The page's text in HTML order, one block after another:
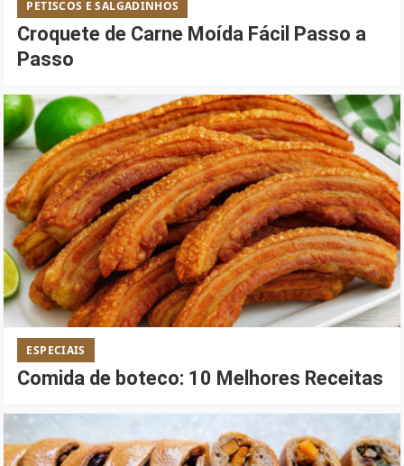
PETISCOS E SALGADINHOS
Croquete de Carne Moída Fácil Passo a
Passo
ESPECIAIS
Comida de boteco: 10 Melhores Receitas